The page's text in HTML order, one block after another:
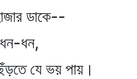
ডাকে--
ধন,
ভয় পায়।